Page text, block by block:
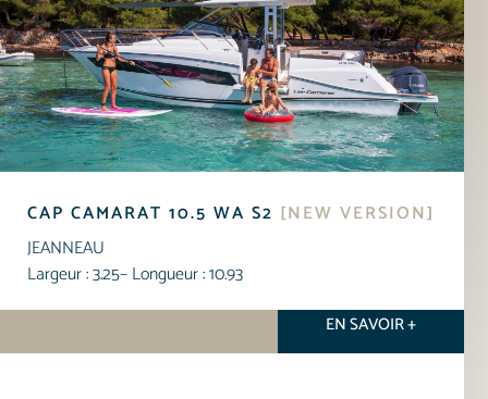
CAP CAMARAT 10.5 WA S2 [NEW VERSION]
JEANNEAU
Largeur : 3.25– Longueur : 10.93
EN SAVOIR +